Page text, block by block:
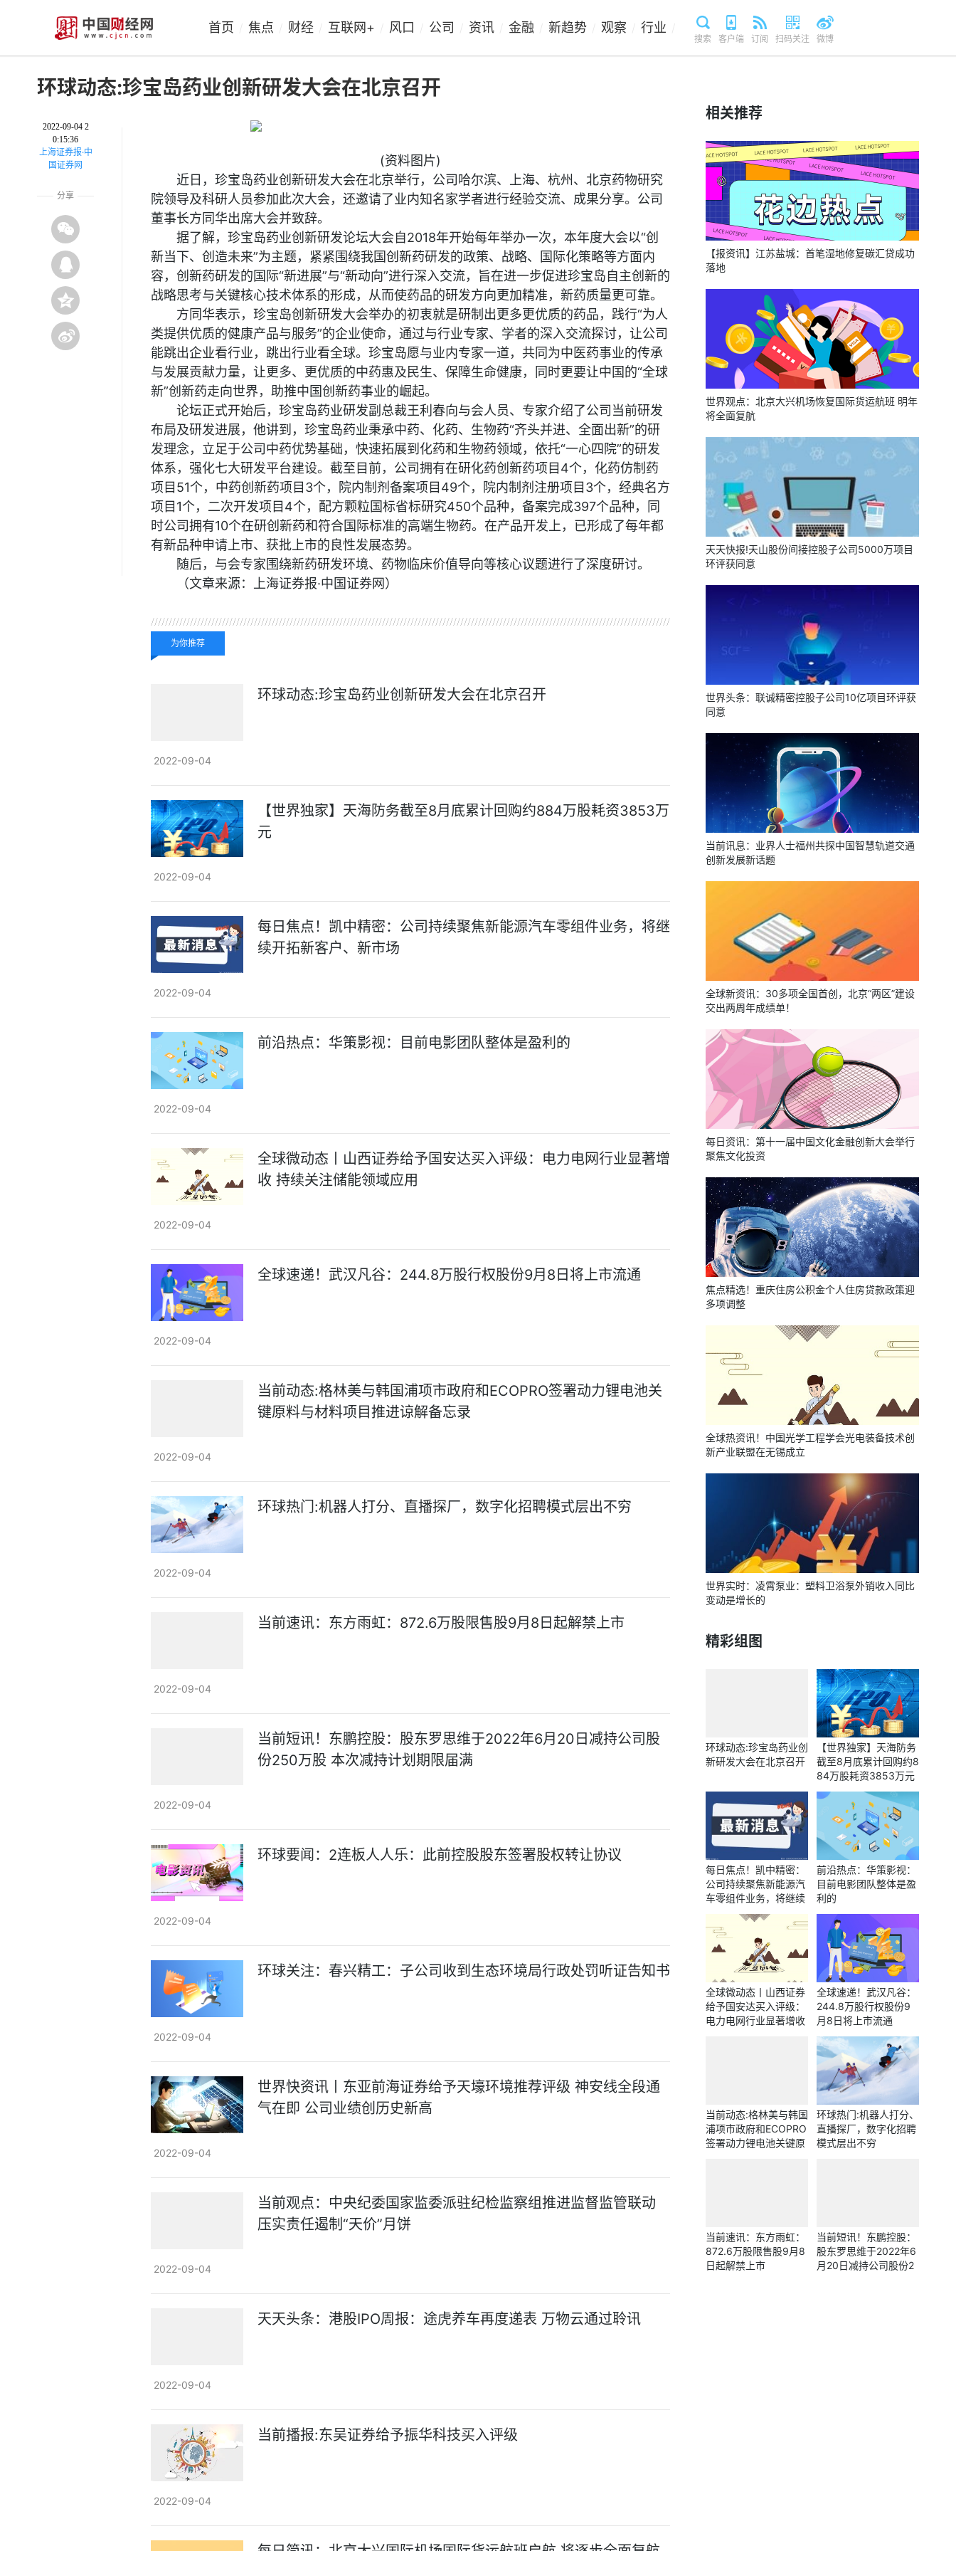
首页 焦点 财经 互联网+ 风口 公司 资讯 金融 新趋势 观察 行业
搜索 客户端 订阅 扫码关注 微博
环球动态:珍宝岛药业创新研发大会在北京召开
2022-09-04 2
0:15:36
上海证券报·中
国证券网
分享
(资料图片)
近日，珍宝岛药业创新研发大会在北京举行，公司哈尔滨、上海、杭州、北京药物研究
院领导及科研人员参加此次大会，还邀请了业内知名家学者进行经验交流、成果分享。公司
董事长方同华出席大会并致辞。
据了解，珍宝岛药业创新研发论坛大会自2018年开始每年举办一次，本年度大会以“创
新当下、创造未来”为主题，紧紧围绕我国创新药研发的政策、战略、国际化策略等方面内
容，创新药研发的国际“新进展”与“新动向”进行深入交流，旨在进一步促进珍宝岛自主创新的
战略思考与关键核心技术体系的形成，从而使药品的研发方向更加精准，新药质量更可靠。
方同华表示，珍宝岛创新研发大会举办的初衷就是研制出更多更优质的药品，践行“为人
类提供优质的健康产品与服务”的企业使命，通过与行业专家、学者的深入交流探讨，让公司
能跳出企业看行业，跳出行业看全球。珍宝岛愿与业内专家一道，共同为中医药事业的传承
与发展贡献力量，让更多、更优质的中药惠及民生、保障生命健康，同时更要让中国的“全球
新”创新药走向世界，助推中国创新药事业的崛起。
论坛正式开始后，珍宝岛药业研发副总裁王利春向与会人员、专家介绍了公司当前研发
布局及研发进展，他讲到，珍宝岛药业秉承中药、化药、生物药“齐头并进、全面出新”的研
发理念，立足于公司中药优势基础，快速拓展到化药和生物药领域，依托“一心四院”的研发
体系，强化七大研发平台建设。截至目前，公司拥有在研化药创新药项目4个，化药仿制药
项目51个，中药创新药项目3个，院内制剂备案项目49个，院内制剂注册项目3个，经典名方
项目1个，二次开发项目4个，配方颗粒国标省标研究450个品种，备案完成397个品种，同
时公司拥有10个在研创新药和符合国际标准的高端生物药。在产品开发上，已形成了每年都
有新品种申请上市、获批上市的良性发展态势。
随后，与会专家围绕新药研发环境、药物临床价值导向等核心议题进行了深度研讨。
（文章来源：上海证券报·中国证券网）
为你推荐
环球动态:珍宝岛药业创新研发大会在北京召开
2022-09-04
【世界独家】天海防务截至8月底累计回购约884万股耗资3853万
元
2022-09-04
每日焦点！凯中精密：公司持续聚焦新能源汽车零组件业务，将继
续开拓新客户、新市场
2022-09-04
前沿热点：华策影视：目前电影团队整体是盈利的
2022-09-04
全球微动态丨山西证券给予国安达买入评级：电力电网行业显著增
收 持续关注储能领域应用
2022-09-04
全球速递！武汉凡谷：244.8万股行权股份9月8日将上市流通
2022-09-04
当前动态:格林美与韩国浦项市政府和ECOPRO签署动力锂电池关
键原料与材料项目推进谅解备忘录
2022-09-04
环球热门:机器人打分、直播探厂，数字化招聘模式层出不穷
2022-09-04
当前速讯：东方雨虹：872.6万股限售股9月8日起解禁上市
2022-09-04
当前短讯！东鹏控股：股东罗思维于2022年6月20日减持公司股
份250万股 本次减持计划期限届满
2022-09-04
环球要闻：2连板人人乐：此前控股股东签署股权转让协议
2022-09-04
环球关注：春兴精工：子公司收到生态环境局行政处罚听证告知书
2022-09-04
世界快资讯丨东亚前海证券给予天壕环境推荐评级 神安线全段通
气在即 公司业绩创历史新高
2022-09-04
当前观点：中央纪委国家监委派驻纪检监察组推进监督监管联动
压实责任遏制“天价”月饼
2022-09-04
天天头条：港股IPO周报：途虎养车再度递表 万物云通过聆讯
2022-09-04
当前播报:东吴证券给予振华科技买入评级
2022-09-04
相关推荐
【报资讯】江苏盐城：首笔湿地修复碳汇贷成功
落地
世界观点：北京大兴机场恢复国际货运航班 明年
将全面复航
天天快报!天山股份间接控股子公司5000万项目
环评获同意
世界头条：联诚精密控股子公司10亿项目环评获
同意
当前讯息：业界人士福州共探中国智慧轨道交通
创新发展新话题
全球新资讯：30多项全国首创，北京“两区”建设
交出两周年成绩单！
每日资讯：第十一届中国文化金融创新大会举行
聚焦文化投资
焦点精选！重庆住房公积金个人住房贷款政策迎
多项调整
全球热资讯！中国光学工程学会光电装备技术创
新产业联盟在无锡成立
世界实时：凌霄泵业：塑料卫浴泵外销收入同比
变动是增长的
精彩组图
环球动态:珍宝岛药业创
新研发大会在北京召开
【世界独家】天海防务
截至8月底累计回购约8
84万股耗资3853万元
每日焦点！凯中精密：
公司持续聚焦新能源汽
车零组件业务，将继续
开拓新客户、新市场
前沿热点：华策影视：
目前电影团队整体是盈
利的
全球微动态丨山西证券
给予国安达买入评级：
电力电网行业显著增收
全球速递！武汉凡谷：
244.8万股行权股份9
月8日将上市流通
当前动态:格林美与韩国
浦项市政府和ECOPRO
签署动力锂电池关键原
环球热门:机器人打分、
直播探厂，数字化招聘
模式层出不穷
当前速讯：东方雨虹：
872.6万股限售股9月8
日起解禁上市
当前短讯！东鹏控股：
股东罗思维于2022年6
月20日减持公司股份2